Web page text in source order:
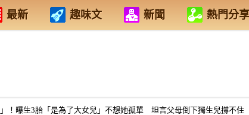
最新 趣味文 新聞 熱門分享
！曝生3胎「是為了大女兒」不想她孤單 坦言父母倒下獨生兒撐不住